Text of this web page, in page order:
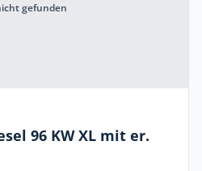
gefunden
96 KW XL mit er.